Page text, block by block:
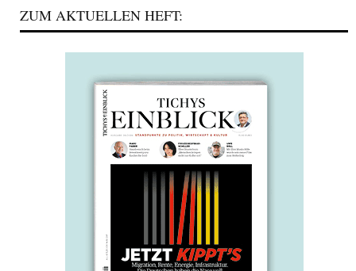
ZUM AKTUELLEN HEFT: